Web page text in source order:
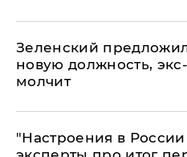
Зеленский
новую должность,
молчит
"Настроения в